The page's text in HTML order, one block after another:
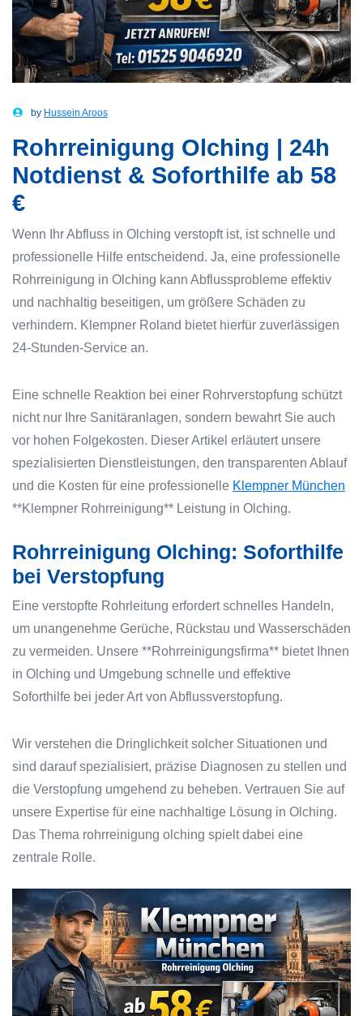
by Hussein Aroos
Rohrreinigung Olching | 24h
Notdienst & Soforthilfe ab 58
€
Wenn Ihr Abfluss in Olching verstopft ist, ist schnelle und
professionelle Hilfe entscheidend. Ja, eine professionelle
Rohrreinigung in Olching kann Abflussprobleme effektiv
und nachhaltig beseitigen, um größere Schäden zu
verhindern. Klempner Roland bietet hierfür zuverlässigen
24-Stunden-Service an.
Eine schnelle Reaktion bei einer Rohrverstopfung schützt
nicht nur Ihre Sanitäranlagen, sondern bewahrt Sie auch
vor hohen Folgekosten. Dieser Artikel erläutert unsere
spezialisierten Dienstleistungen, den transparenten Ablauf
und die Kosten für eine professionelle Klempner München
**Klempner Rohrreinigung** Leistung in Olching.
Rohrreinigung Olching: Soforthilfe
bei Verstopfung
Eine verstopfte Rohrleitung erfordert schnelles Handeln,
um unangenehme Gerüche, Rückstau und Wasserschäden
zu vermeiden. Unsere **Rohrreinigungsfirma** bietet Ihnen
in Olching und Umgebung schnelle und effektive
Soforthilfe bei jeder Art von Abflussverstopfung.
Wir verstehen die Dringlichkeit solcher Situationen und
sind darauf spezialisiert, präzise Diagnosen zu stellen und
die Verstopfung umgehend zu beheben. Vertrauen Sie auf
unsere Expertise für eine nachhaltige Lösung in Olching.
Das Thema rohrreinigung olching spielt dabei eine
zentrale Rolle.